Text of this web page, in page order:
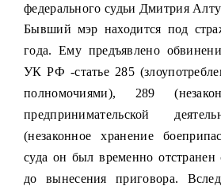
федерального судьи Дмитрия
Бывший мэр находится под
года. Ему предъявлено
УК РФ -статье 285
полномочиями), 289
предпринимательской
(незаконное хранение
суда он был временно
до вынесения приговора.